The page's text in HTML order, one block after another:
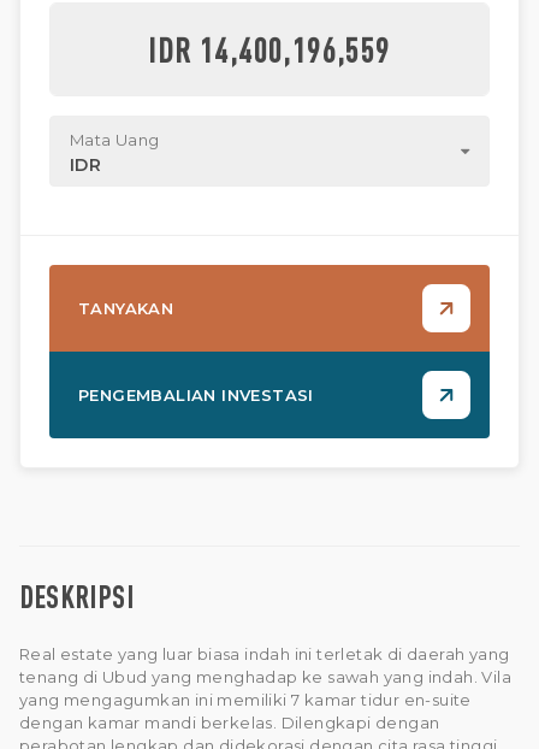
DESKRIPSI
Real estate yang luar biasa indah ini terletak di daerah yang
tenang di Ubud yang menghadap ke sawah yang indah. Vila
yang mengagumkan ini memiliki 7 kamar tidur en-suite
dengan kamar mandi berkelas. Dilengkapi dengan
IDR 14,400,196,559
Mata Uang
IDR
TANYAKAN
PENGEMBALIAN INVESTASI